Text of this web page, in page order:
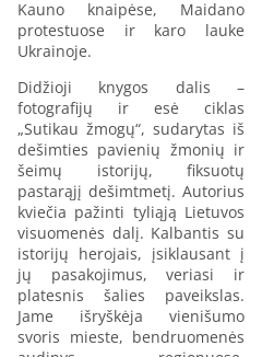
Kauno knaipėse, Maidano
protestuose ir karo lauke
Ukrainoje.
Didžioji knygos dalis –
fotografijų ir esė ciklas
„Sutikau žmogų“, sudarytas iš
dešimties pavienių žmonių ir
šeimų istorijų, fiksuotų
pastarąjį dešimtmetį. Autorius
kviečia pažinti tyliąją Lietuvos
visuomenės dalį. Kalbantis su
istorijų herojais, įsiklausant į
jų pasakojimus, veriasi ir
platesnis šalies paveikslas.
Jame išryškėja vienišumo
svoris mieste, bendruomenės